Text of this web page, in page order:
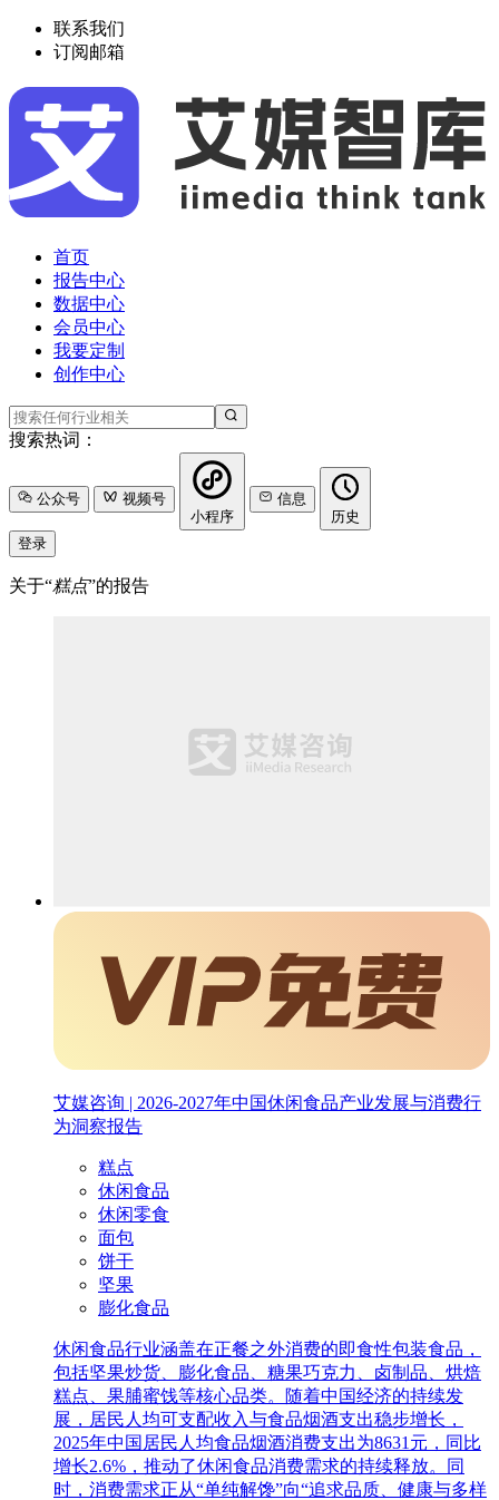
联系我们
订阅邮箱
首页
报告中心
数据中心
会员中心
我要定制
创作中心
搜索热词：
公众号
视频号
小程序
信息
历史
登录
关于“糕点”的报告
艾媒咨询 | 2026-2027年中国休闲食品产业发展与消费行
为洞察报告
糕点
休闲食品
休闲零食
面包
饼干
坚果
膨化食品
休闲食品行业涵盖在正餐之外消费的即食性包装食品，
包括坚果炒货、膨化食品、糖果巧克力、卤制品、烘焙
糕点、果脯蜜饯等核心品类。随着中国经济的持续发
展，居民人均可支配收入与食品烟酒支出稳步增长，
2025年中国居民人均食品烟酒消费支出为8631元，同比
增长2.6%，推动了休闲食品消费需求的持续释放。同
时，消费需求正从“单纯解馋”向“追求品质、健康与多样